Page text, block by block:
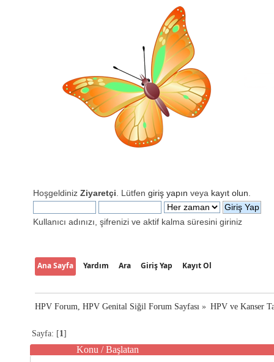
Hoşgeldiniz Ziyaretçi . Lütfen giriş yapın veya kayıt olun
Kullanıcı adınızı, şifrenizi ve aktif kalma süresini giriniz
Ana Sayfa Yardım Ara Giriş Yap Kayıt Ol
HPV Forum, HPV Genital Siğil Forum Sayfası » HPV ve Kanser
Sayfa: [1]
Konu /Başlatan